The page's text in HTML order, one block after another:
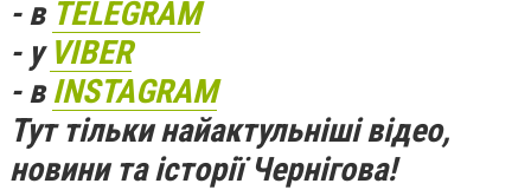
- в TELEGRAM
- у VIBER
- вINSTAGRAM
Тут тільки найактульніші відео,
новини та історії Чернігова!